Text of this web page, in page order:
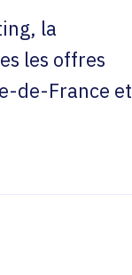
la
les offres
de-France et